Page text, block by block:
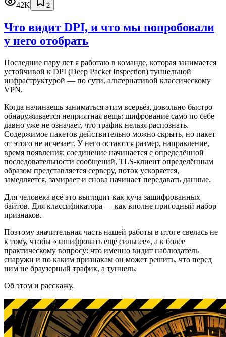
42K
2
Что видит DPI, и что мы попробовали
у него отобрать
Последние пару лет я работаю в команде, которая занимается
устойчивой к DPI (Deep Packet Inspection) туннельной
инфраструктурой — по сути, альтернативой классическому
VPN.
Когда начинаешь заниматься этим всерьёз, довольно быстро
обнаруживается неприятная вещь: шифрование само по себе
давно уже не означает, что трафик нельзя распознать.
Содержимое пакетов действительно можно скрыть, но пакет
от этого не исчезает. У него остаются размер, направление,
время появления; соединение начинается с определённой
последовательности сообщений, TLS-клиент определённым
образом представляется серверу, поток ускоряется,
замедляется, замирает и снова начинает передавать данные.
Для человека всё это выглядит как куча зашифрованных
байтов. Для классификатора — как вполне пригодный набор
признаков.
Поэтому значительная часть нашей работы в итоге свелась не
к тому, чтобы «зашифровать ещё сильнее», а к более
практическому вопросу: что именно видит наблюдатель
снаружи и по каким признакам он может решить, что перед
ним не браузерный трафик, а туннель.
Об этом и расскажу.